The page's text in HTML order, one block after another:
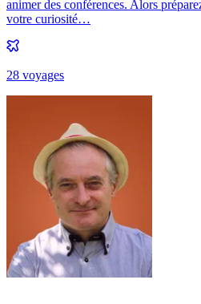
animer des conférences. Alors
votre curiosité…
28 voyages